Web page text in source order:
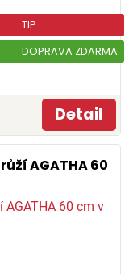
TIP
DOPRAVA ZDARMA
Detail
AGATHA 60